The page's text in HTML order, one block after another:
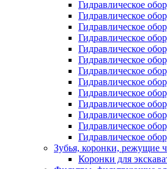
Гидравлическое
Гидравлическое
Гидравлическое
Гидравлическое
Гидравлическое
Гидравлическое
Гидравлическое
Гидравлическое
Гидравлическое
Гидравлическое
Гидравлическое
Гидравлическое
Гидравлическое
Зубья, коронки, режущие
Коронки для